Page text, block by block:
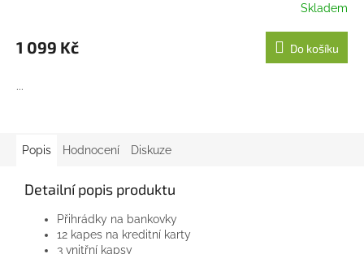
Skladem
1 099 Kč Do košíku
...
Popis Hodnocení Diskuze
Detailní popis produktu
Přihrádky na bankovky
12 kapes na kreditní karty
3 vnitřní kapsy